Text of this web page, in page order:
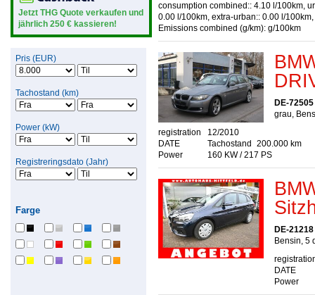
Jetzt THG Quote verkaufen und
jährlich 250 € kassieren!
Pris (EUR)
Tachostand (km)
Power (kW)
Registreringsdato (Jahr)
Farge
consumption combined:: 4.10 l/100km,
0.00 l/100km, extra-urban:: 0.00 l/
Emissions combined (g/km): g/100km
DE-
grau,
registration
DATE
12/2010
Tachostand
200.000 km
Power
160 KW / 217 PS
DE-
Bensin, 5
DATE
Power